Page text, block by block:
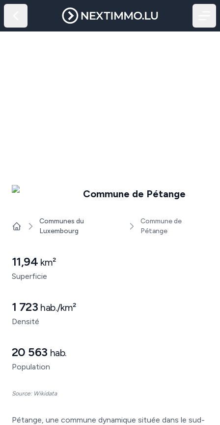
Commune de Pétange
Communes du
Luxembourg
Commune de
Pétange
Superficie
11,94 km²
Densité
1 723 hab./km²
Population
20 563 hab.
Source: Wikidata
Pétange, une commune dynamique située dans le sud-